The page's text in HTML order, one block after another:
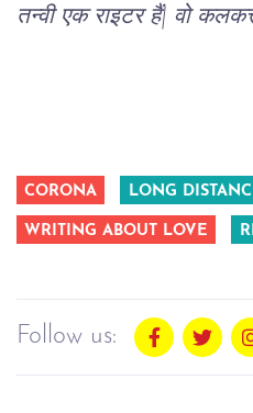
तन्वी एक राइटर हैं| वो
CORONA LONG
WRITING ABOUT LOVE
Follow us: